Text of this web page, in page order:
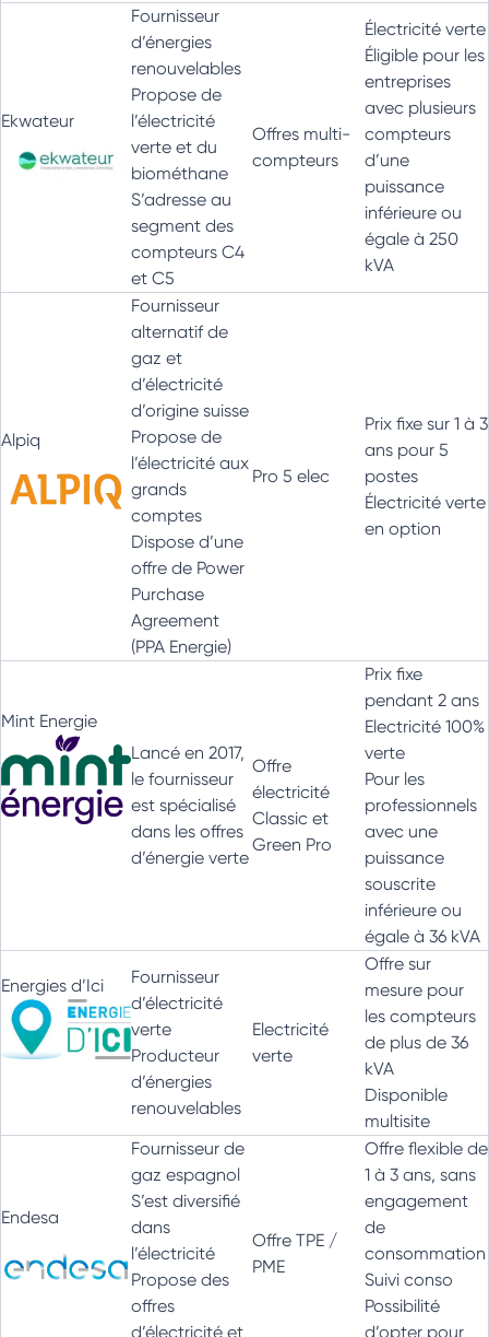
Ekwateur
Fournisseur
d’énergies
renouvelables
Propose de
l’électricité
verte et du
biométhane
S’adresse au
segment des
compteurs C4
et C5
Offres multi-
compteurs
Électricité verte
Éligible pour les
entreprises
avec plusieurs
compteurs
d’une
puissance
inférieure ou
égale à 250
kVA
Alpiq
Fournisseur
alternatif de
gaz et
d’électricité
d’origine suisse
Propose de
l’électricité aux
grands
comptes
Dispose d’une
offre de Power
Purchase
Agreement
(PPA Energie)
Pro 5 elec
Prix fixe sur 1 à 3
ans pour 5
postes
Électricité verte
en option
Mint Energie
Lancé en 2017,
le fournisseur
est spécialisé
dans les offres
d’énergie verte
Offre
électricité
Classic et
Green Pro
Prix fixe
pendant 2 ans
Electricité 100%
verte
Pour les
professionnels
avec une
puissance
souscrite
inférieure ou
égale à 36 kVA
Energies d’Ici
Fournisseur
d’électricité
verte
Producteur
d’énergies
renouvelables
Electricité
verte
Offre sur
mesure pour
les compteurs
de plus de 36
kVA
Disponible
multisite
Endesa
Fournisseur de
gaz espagnol
S’est diversifié
dans
l’électricité
Propose des
offres
d’électricité et
Offre TPE /
PME
Offre flexible de
1 à 3 ans, sans
engagement
de
consommation
Suivi conso
Possibilité
d’opter pour